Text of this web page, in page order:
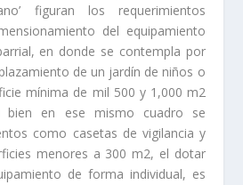
figuran los requerimientos
del equipamiento
en donde se contempla por
de un jardín de niños o
mínima de mil 500 y 1,000 m2
bien en ese mismo cuadro se
como casetas de vigilancia y
menores a 300 m2, el dotar
de forma individual, es